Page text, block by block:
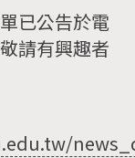
已公告於電
請有興趣者